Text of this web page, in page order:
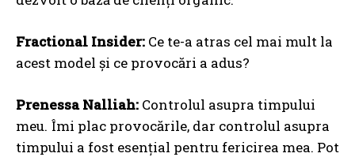
Fractional Insider: Ce te-a atras cel mai mult la
acest model și ce provocări a adus?
Prenessa Nalliah: Controlul asupra timpului
meu. Îmi plac provocările, dar controlul asupra
timpului a fost esențial pentru fericirea mea. Pot